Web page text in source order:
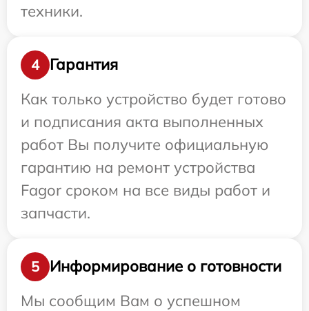
техники.
4
Гарантия
Как только устройство будет готово
и подписания акта выполненных
работ Вы получите официальную
гарантию на ремонт устройства
Fagor сроком на все виды работ и
запчасти.
5
Информирование о готовности
Мы сообщим Вам о успешном